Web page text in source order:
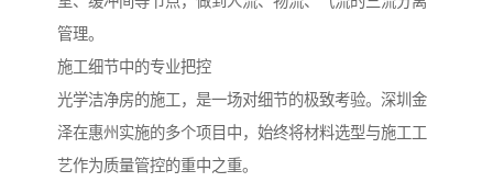
管理。
施工细节中的专业把控
光学洁净房的施工，是一场对细节的极致考验。深圳金
泽在惠州实施的多个项目中，始终将材料选型与施工工
艺作为质量管控的重中之重。